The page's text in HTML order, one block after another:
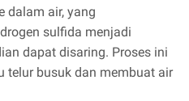
dalam air, yang
sulfida menjadi
dapat disaring. Proses ini
telur busuk dan membuat air